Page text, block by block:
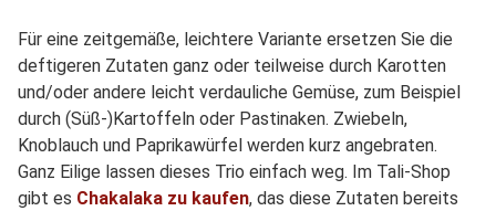
Für eine zeitgemäße, leichtere Variante ersetzen Sie die
deftigeren Zutaten ganz oder teilweise durch Karotten
und/oder andere leicht verdauliche Gemüse, zum Beispiel
durch (Süß-)Kartoffeln oder Pastinaken. Zwiebeln,
Knoblauch und Paprikawürfel werden kurz angebraten.
Ganz Eilige lassen dieses Trio einfach weg. Im Tali-Shop
gibt es Chakalaka zu kaufen, das diese Zutaten bereits